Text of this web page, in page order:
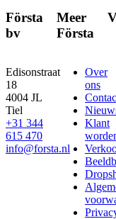
Första
bv
Edisonstraat
18
4004 JL
Tiel
+31 344
615 470
info@forsta.nl
Meer
Första
Over
ons
Klant